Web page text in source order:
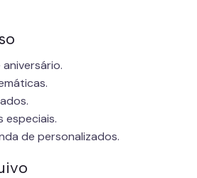
especiais.
de personalizados.